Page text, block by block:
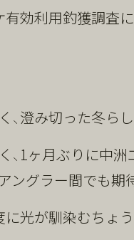
有効利用釣獲調査
澄み切った冬ら
、1ヶ月ぶりに中
ングラー間でも期
光が馴染むちょ